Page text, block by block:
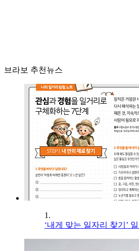
브라보 추천뉴스
1.
‘내게 맞는 일자리 찾기’